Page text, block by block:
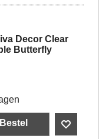
Decor Clear
Butterfly
Bestel